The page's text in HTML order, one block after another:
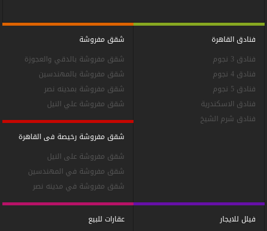
فنادق القاهرة
فنادق 3 نجوم
فنادق 4 نجوم
فنادق 5 نجوم
فنادق الاسكندرية
فنادق شرم الشيخ
شقق مفروشة
شقق مفروشة بالدقي والعجوزة
شقق مفروشة بالمهندسين
شقق مفروشة بمدينه نصر
شقق مفروشة علي النيل
شقق مفروشة رخيصة فى القاهرة
شقق مفروشة على النيل
شقق مفروشة في المهندسين
شقق مفروشة في مدينه نصر
فيلل للايجار
عقارات للبيع